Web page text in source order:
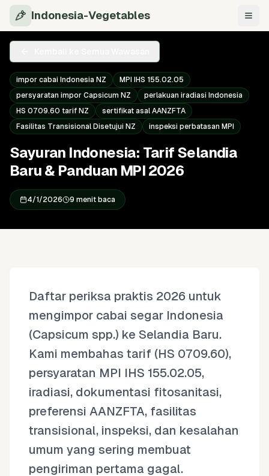
Indonesia-Vegetables
impor cabai Indonesia NZ
MPI IHS 155.02.05
persyaratan impor Capsicum NZ
perlakuan iradiasi Indonesia
HS 0709.60 tarif NZ
sertifikat asal AANZFTA
Fasilitas Transisional Disetujui NZ
inspeksi perbatasan MPI
Sayuran Indonesia: Tarif Selandia
Baru & Panduan MPI 2026
4/1/2026 9 menit baca
Daftar periksa praktis 2026 untuk
mengimpor cabai segar Indonesia
(Capsicum spp.) ke Selandia Baru.
Kami membahas tarif (HS 0709.60),
persyaratan MPI IHS 155.02.05,
iradiasi, dokumentasi fitosanitasi,
preferensi AANZFTA, fasilitas
transisional, inspeksi, dan kesalahan
umum yang sering membuat
pengiriman pertama gagal.